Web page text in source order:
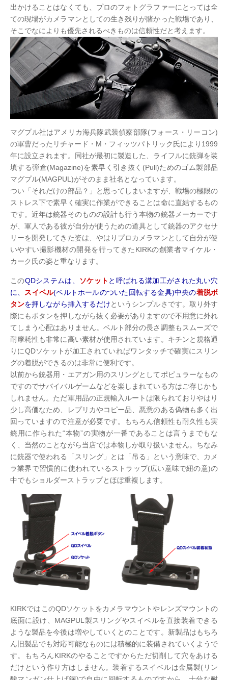
出かけることはなくても、プロのフォトグラファーにとっては全
ての現場がカメラマンとしての生き残りが賭かった戦場であり、
そこでなによりも優先されるべきものは信頼性だと考えます。
マグプル社はアメリカ海兵隊武装偵察部隊(フォース・リーコン)
の軍曹だったリチャード・M・フィッツパトリック氏により1999
年に設立されます。同社が最初に製造した、ライフルに銃弾を装
填する弾倉(Magazine)を素早く引き抜く(Pull)ためのゴム製部品
マグプル(MAGPUL)がそのまま社名となっています。
つい「それだけの部品？」と思ってしまいますが、戦場の極限の
ストレス下で素早く確実に作業ができることは命に直結するもの
です。近年は銃器そのものの設計も行う本物の銃器メーカーです
が、軍人である彼が自分が使うための道具として銃器のアクセサ
リーを開発してきた姿は、やはりプロカメラマンとして自分が使
いやすい撮影機材の開発を行ってきたKIRKの創業者マイケル・
カーク氏の姿と重なります。
このQDシステムは、 ソケット と呼ばれる溝加工がされた丸い穴
に、 スイベル(ベルトホールのついた回転する金具)中央の着脱ボ
タンを押しながら挿入するだけというシンプルさです。取り外す
際にもボタンを押しながら抜く必要がありますので不用意に外れ
てしまう心配はありません。ベルト部分の長さ調整もスムーズで
耐摩耗性も非常に高い素材が使用されています。キチンと規格通
りにQDソケットが加工されていればワンタッチで確実にスリン
グの着脱ができるのは非常に便利です。
以前から銃器用・エアガン用のスリングとしてポピュラーなもの
ですのでサバイバルゲームなどを楽しまれている方はご存じかも
しれません。ただ軍用品の正規輸入ルートは限られておりやはり
少し高価なため、レプリカやコピー品、悪意のある偽物も多く出
回っていますので注意が必要です。もちろん信頼性も耐久性も実
銃用に作られた“本物”の実物が一番であることは言うまでもな
く、当然のことながら当店では本物しか取り扱いません。ちなみ
に銃器で使われる「スリング」とは「吊る」という意味で、カメ
ラ業界で習慣的に使われているストラップ(広い意味で紐の意)の
中でもショルダーストラップとほぼ重複します。
KIRKではこのQDソケットをカメラマウントやレンズマウントの
底面に設け、MAGPUL製スリングやスイベルを直接装着できる
ような製品を今後は増やしていくとのことです。新製品はもちろ
ん旧製品でも対応可能なものには積極的に装備されていくようで
す。もちろんKIRKのやることですからただ切削して穴をあける
だけという作り方はしません。装着するスイベルは金属製(リン